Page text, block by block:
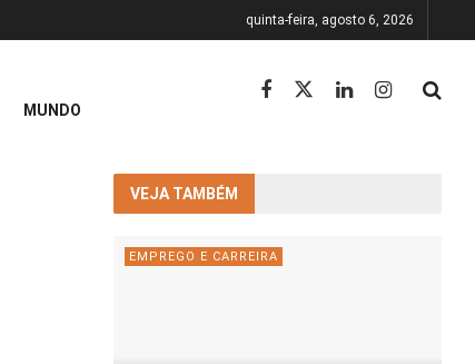
quinta-feira, agosto 6, 2026
MUNDO
VEJA TAMBÉM
EMPREGO E CARREIRA